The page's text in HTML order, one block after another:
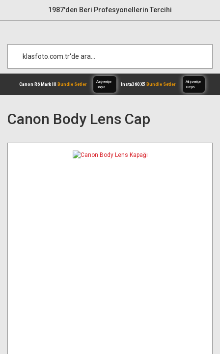
1987'den Beri Profesyonellerin Tercihi
Başla
Canon Body Lens Cap